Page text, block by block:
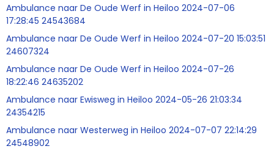
Ambulance naar De Oude Werf in Heiloo 2024-07-06
17:28:45 24543684
Ambulance naar De Oude Werf in Heiloo 2024-07-20 15:03:51
24607324
Ambulance naar De Oude Werf in Heiloo 2024-07-26
18:22:46 24635202
Ambulance naar Ewisweg in Heiloo 2024-05-26 21:03:34
24354215
Ambulance naar Westerweg in Heiloo 2024-07-07 22:14:29
24548902